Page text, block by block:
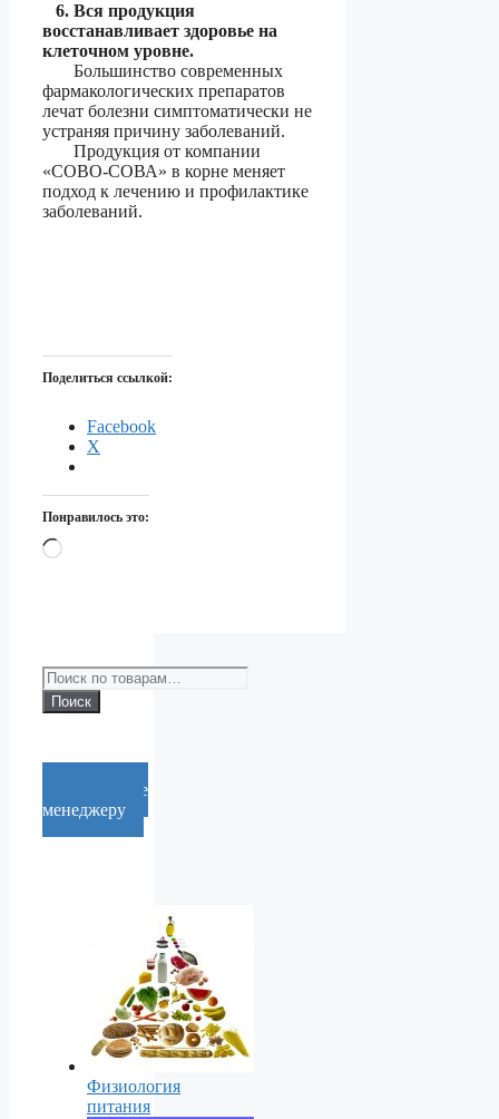
6. Вся продукция
восстанавливает здоровье на
клеточном уровне.
Большинство современных
фармакологических препаратов
лечат болезни симптоматически не
устраняя причину заболеваний.
Продукция от компании
«СОВО-СОВА» в корне меняет
подход к лечению и профилактике
заболеваний.
Поделиться ссылкой:
Facebook
X
Понравилось это:
Загрузка…
Искать:
Поиск
Cообщение
менеджеру
Физиология
питания